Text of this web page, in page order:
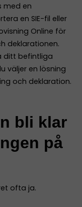
med en
en SIE-fil eller
Online för
deklarationen.
ditt befintliga
väljer en lösning
och deklaration.
bli klar
på
ofta ja.